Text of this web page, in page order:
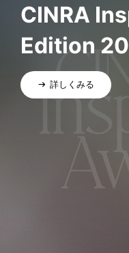
CINRA
Edition
詳しくみる